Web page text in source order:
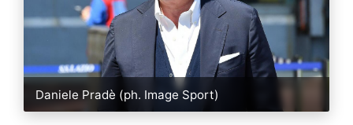
Daniele Pradè (ph. Image Sport)